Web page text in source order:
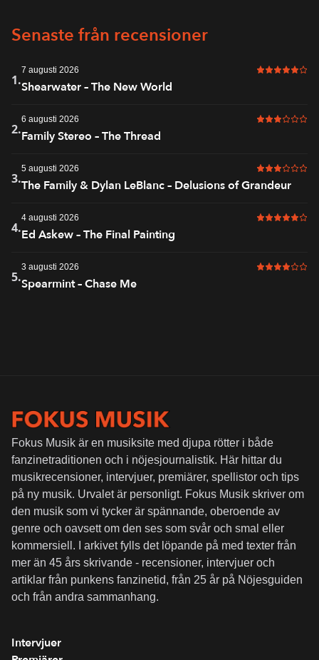
Senaste från recensioner
1.
7 augusti 2026 5 av 6 i
Shearwater – The New World
2.
6 augusti 2026 3 av 6 i
Family Stereo – The Thread
3.
5 augusti 2026 3 av 6 i
The Family & Dylan LeBlanc – Delusions of Grandeur
4.
4 augusti 2026 5 av 6 i
Ed Askew – The Final Painting
5.
3 augusti 2026 4 av 6 i
Spearmint – Chase Me
Fokus Musik är en musiksite med djupa rötter i både
fanzinetraditionen och i nöjesjournalistik. Här hittar du
musikrecensioner, intervjuer, premiärer, spellistor och tips
på ny musik. Urvalet är personligt. Fokus Musik skriver om
den musik som vi tycker är spännande, oberoende av
genre och oavsett om den ses som svår och smal eller
kommersiell. I arkivet fylls det löpande på med texter från
mer än 45 års skrivande - recensioner, intervjuer och
artiklar från punkens fanzinetid, från 25 år på Nöjesguiden
och från andra sammanhang.
Intervjuer